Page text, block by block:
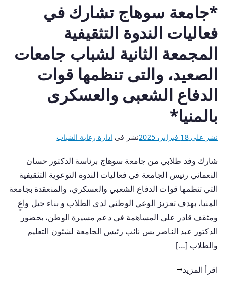
*جامعة سوهاج تشارك في
فعاليات الندوة التثقيفية
المجمعة الثانية لشباب جامعات
الصعيد، والتى تنظمها قوات
الدفاع الشعبى والعسكرى
بالمنيا*
نشر على18 فبراير، 2025 نشر في ادارة رعاية الشباب
شارك وفد طلابي من جامعة سوهاج برئاسة الدكتور حسان
النعماني رئيس الجامعة في فعاليات الندوة التوعوية التثقيفية
التي تنظمها قوات الدفاع الشعبي والعسكري، والمنعقدة بجامعة
المنيا، بهدف تعزيز الوعي الوطني لدى الطلاب و بناء جيل واعٍ
ومثقف قادر على المساهمة في دعم مسيرة الوطن، بحضور
الدكتور عبد الناصر يس نائب رئيس الجامعة لشئون التعليم
والطلاب […]
اقرأ المزيد